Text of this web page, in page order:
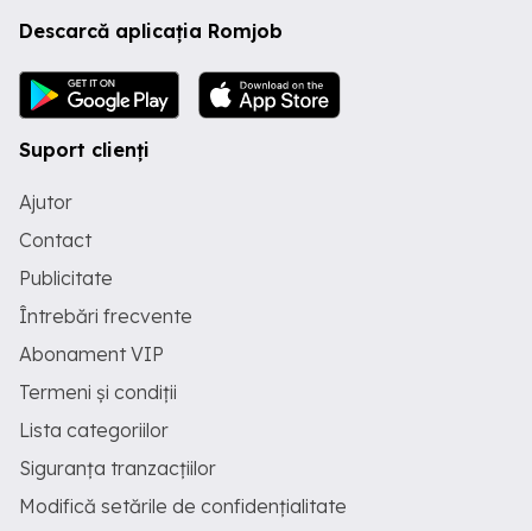
Descarcă aplicația Romjob
Suport clienți
Ajutor
Contact
Publicitate
Întrebări frecvente
Abonament VIP
Termeni și condiții
Lista categoriilor
Siguranța tranzacțiilor
Modifică setările de confidențialitate